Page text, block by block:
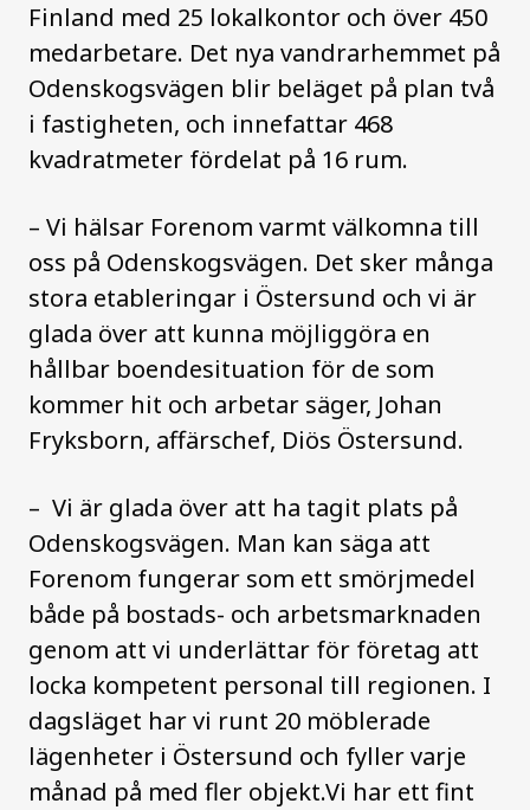
Finland med 25 lokalkontor och över 450
medarbetare. Det nya vandrarhemmet på
Odenskogsvägen blir beläget på plan två
i fastigheten, och innefattar 468
kvadratmeter fördelat på 16 rum.
– Vi hälsar Forenom varmt välkomna till
oss på Odenskogsvägen. Det sker många
stora etableringar i Östersund och vi är
glada över att kunna möjliggöra en
hållbar boendesituation för de som
kommer hit och arbetar säger, Johan
Fryksborn, affärschef, Diös Östersund.
– Vi är glada över att ha tagit plats på
Odenskogsvägen. Man kan säga att
Forenom fungerar som ett smörjmedel
både på bostads- och arbetsmarknaden
genom att vi underlättar för företag att
locka kompetent personal till regionen. I
dagsläget har vi runt 20 möblerade
lägenheter i Östersund och fyller varje
månad på med fler objekt.Vi har ett fint